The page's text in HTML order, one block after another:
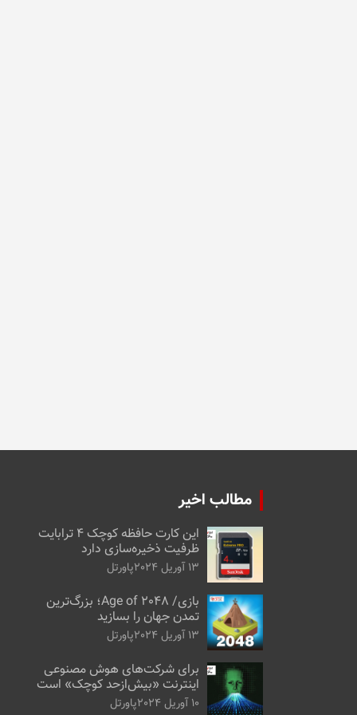
مطالب اخیر
این کارت حافظه کوچک ۴ ترابایت
ظرفیت ذخیره‌سازی دارد
13 آوریل 2024 پاورتل
بازی/ Age of 2048؛ بزرگ‌ترین
تمدن جهان را بسازید
13 آوریل 2024 پاورتل
برای شرکت‌های هوش مصنوعی
اینترنت «بیش‌از‌حد کوچک» است
10 آوریل 2024 پاورتل